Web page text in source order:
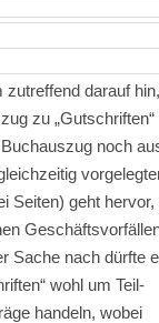
darauf
zu „Gutschriften“
noch
Seiten) geht hervor,
Sache nach dürfte
wohl um Teil-
handeln, wobei